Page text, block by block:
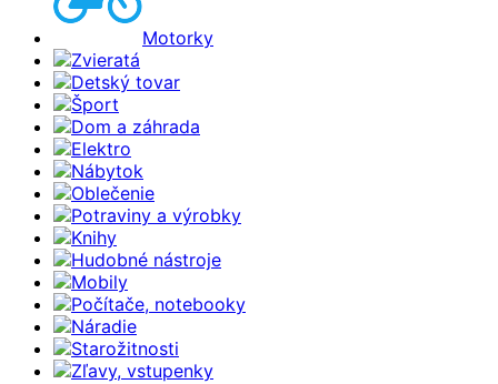
Motorky
Zvieratá
Detský tovar
Šport
Dom a záhrada
Elektro
Nábytok
Oblečenie
Potraviny a výrobky
Knihy
Hudobné nástroje
Mobily
Počítače, notebooky
Náradie
Starožitnosti
Zľavy, vstupenky